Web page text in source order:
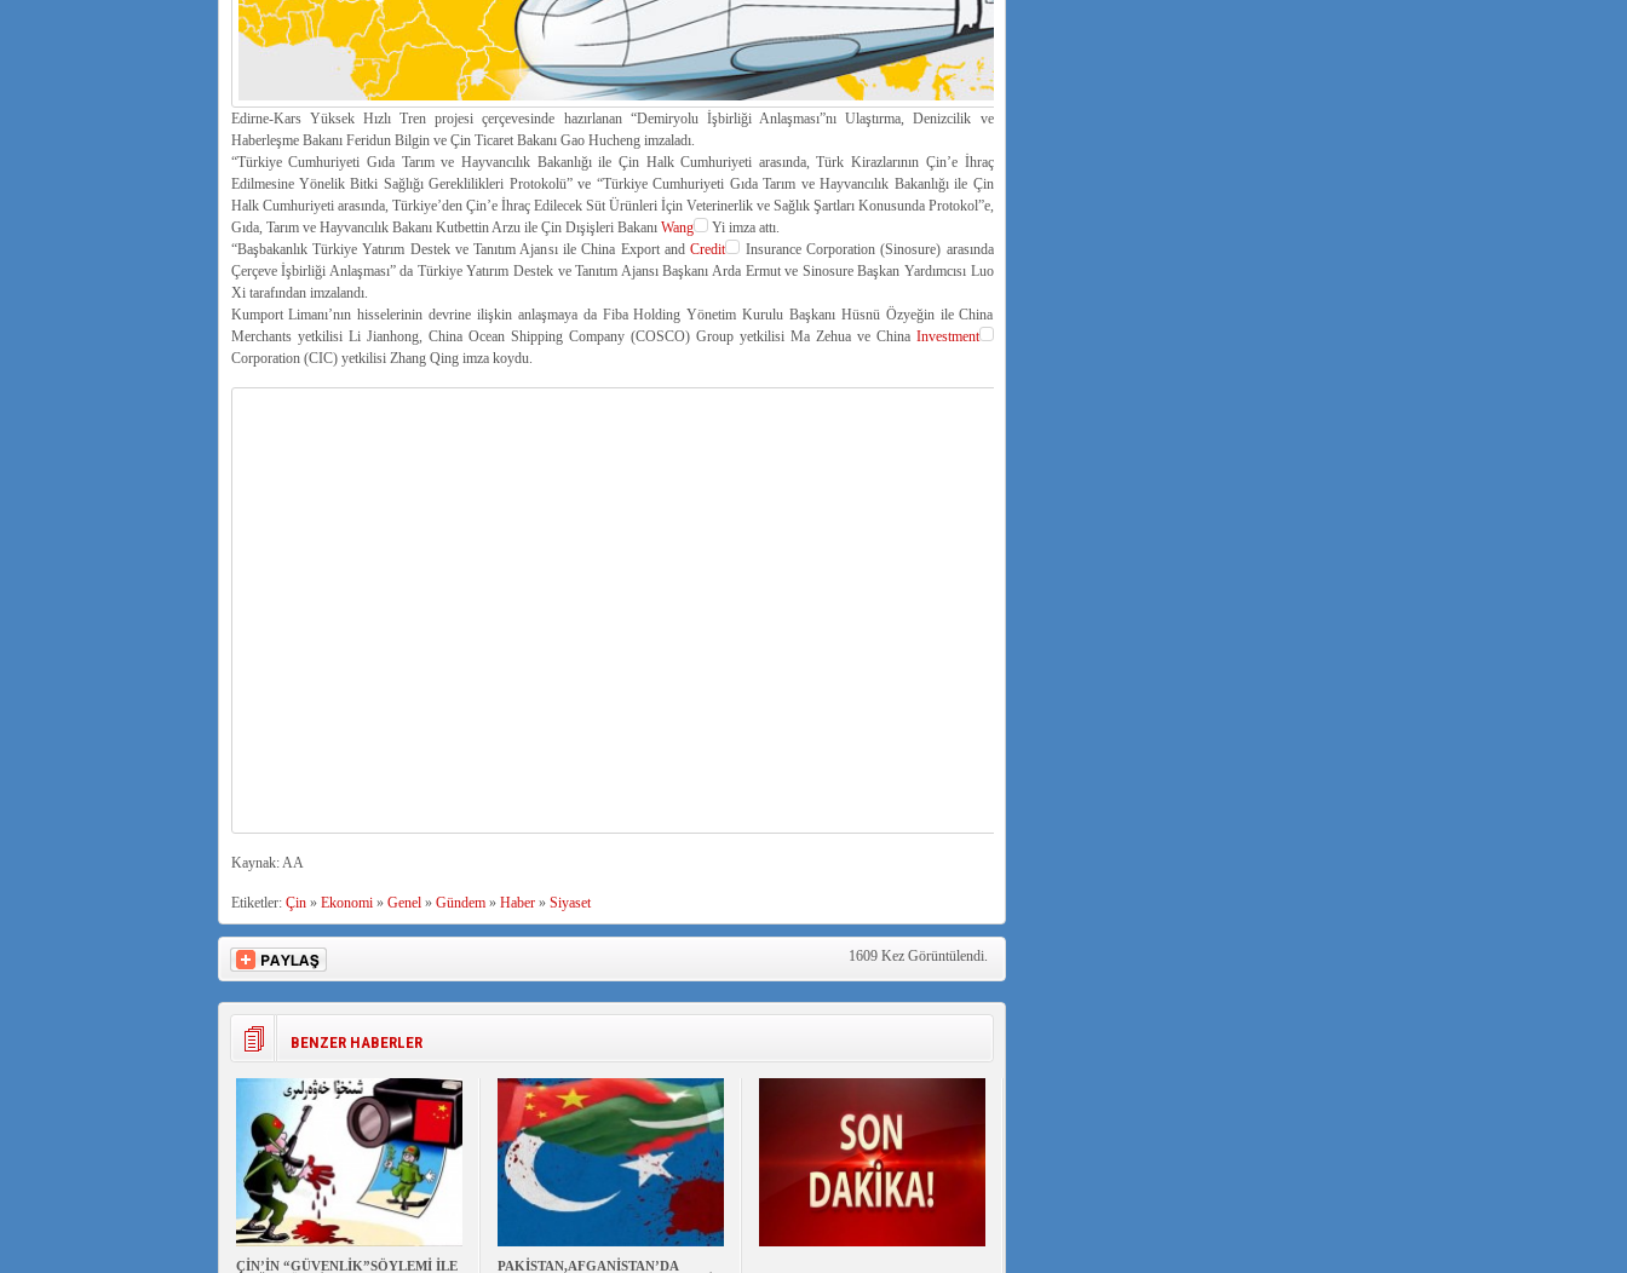
Edirne-Kars Yüksek Hızlı Tren projesi çerçevesinde hazırlanan “Demiryolu İşbirliği Anlaşması”nı Ulaştırma, Denizcilik ve
Haberleşme Bakanı Feridun Bilgin ve Çin Ticaret Bakanı Gao Hucheng imzaladı.
“Türkiye Cumhuriyeti Gıda Tarım ve Hayvancılık Bakanlığı ile Çin Halk Cumhuriyeti arasında, Türk Kirazlarının Çin’e İhraç
Edilmesine Yönelik Bitki Sağlığı Gereklilikleri Protokolü” ve “Türkiye Cumhuriyeti Gıda Tarım ve Hayvancılık Bakanlığı ile Çin
Halk Cumhuriyeti arasında, Türkiye’den Çin’e İhraç Edilecek Süt Ürünleri İçin Veterinerlik ve Sağlık Şartları Konusunda Protokol”e,
Gıda, Tarım ve Hayvancılık Bakanı Kutbettin Arzu ile Çin Dışişleri BakanıWang
Yi imza attı.
“Başbakanlık Türkiye Yatırım Destek ve Tanıtım Ajansı ile China Export andCredit
Insurance Corporation (Sinosure) arasında
Çerçeve İşbirliği Anlaşması” da Türkiye Yatırım Destek ve Tanıtım Ajansı Başkanı Arda Ermut ve Sinosure Başkan Yardımcısı Luo
Xi tarafından imzalandı.
Kumport Limanı’nın hisselerinin devrine ilişkin anlaşmaya da Fiba Holding Yönetim Kurulu Başkanı Hüsnü Özyeğin ile China
Merchants yetkilisi Li Jianhong, China Ocean Shipping Company (COSCO) Group yetkilisi Ma Zehua ve ChinaInvestment
Corporation (CIC) yetkilisi Zhang Qing imza koydu.
Kaynak: AA
Etiketler: Çin» Ekonomi» Genel» Gündem» Haber» Siyaset
1609 Kez Görüntülendi.
BENZER HABERLER
ÇİN’İN “GÜVENLİK”SÖYLEMİ İLE PAKİSTAN,AFGANİSTAN’DA